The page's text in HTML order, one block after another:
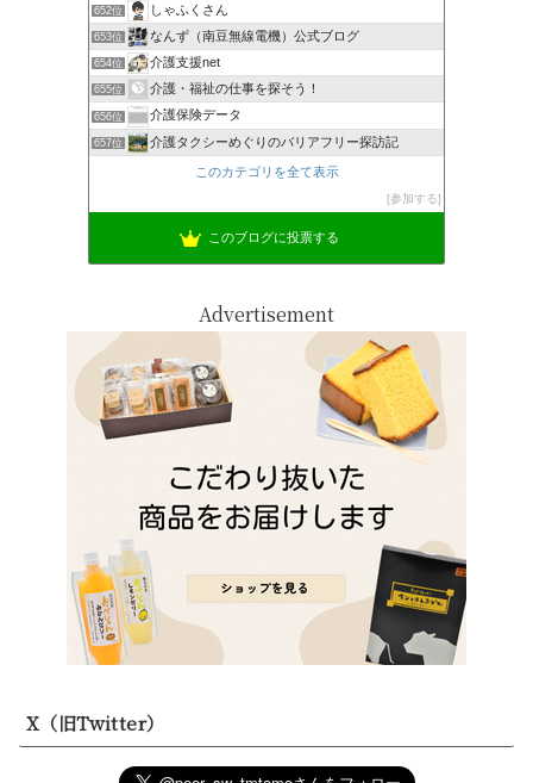
652位 しゃふくさん
653位 なんず（南豆無線電機）公式ブログ
654位 介護支援net
655位 介護・福祉の仕事を探そう！
656位 介護保険データ
657位 介護タクシーめぐりのバリアフリー探訪記
このカテゴリを全て表示
参加する
このブログに投票する
Advertisement
X（旧Twitter）